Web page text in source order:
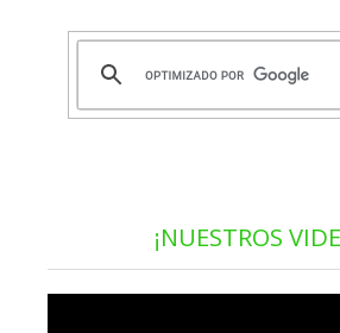
¡NUESTROS